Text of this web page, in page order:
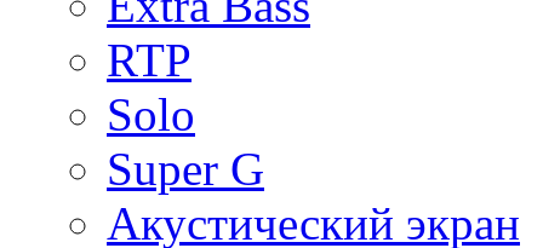
RTP
Solo
Super G
Акустический экран